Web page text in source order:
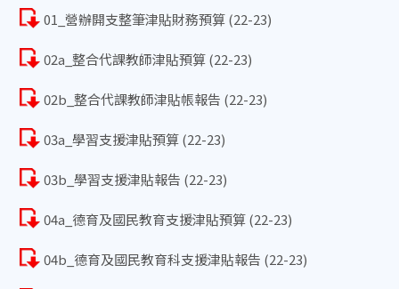
01_營辦開支整筆津貼財務預算 (22-23)
02a_整合代課教師津貼預算 (22-23)
02b_整合代課教師津貼帳報告 (22-23)
03a_學習支援津貼預算 (22-23)
03b_學習支援津貼報告 (22-23)
04a_德育及國民教育支援津貼預算 (22-23)
04b_德育及國民教育科支援津貼報告 (22-23)